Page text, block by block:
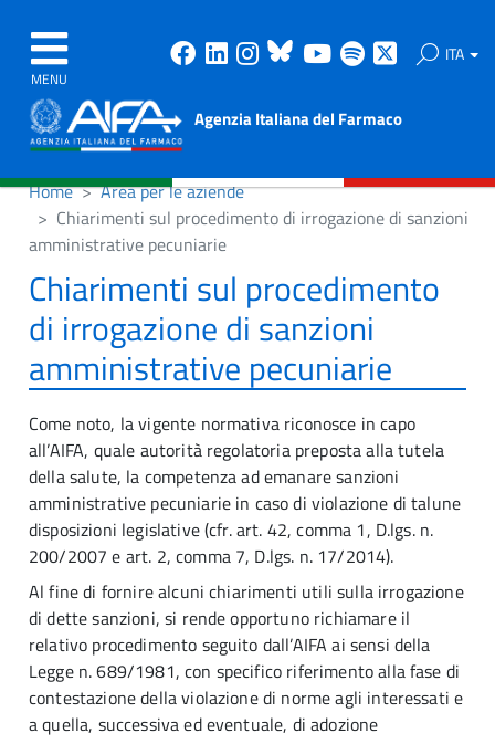
MENU
Facebook
Linkedin
Instagram
Bluesky
Youtube
Spotify ITA
Agenzia Italiana del Farmaco
Home
Area per le aziende
Chiarimenti sul procedimento di irrogazione di sanzioni
amministrative pecuniarie
Chiarimenti sul procedimento
di irrogazione di sanzioni
amministrative pecuniarie
Come noto, la vigente normativa riconosce in capo
all’AIFA, quale autorità regolatoria preposta alla tutela
della salute, la competenza ad emanare sanzioni
amministrative pecuniarie in caso di violazione di talune
disposizioni legislative (cfr. art. 42, comma 1, D.lgs. n.
200/2007 e art. 2, comma 7, D.lgs. n. 17/2014).
Al fine di fornire alcuni chiarimenti utili sulla irrogazione
di dette sanzioni, si rende opportuno richiamare il
relativo procedimento seguito dall’AIFA ai sensi della
Legge n. 689/1981, con specifico riferimento alla fase di
contestazione della violazione di norme agli interessati e
a quella, successiva ed eventuale, di adozione